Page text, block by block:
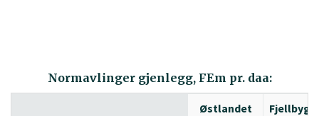
Normavlinger gjenlegg, FEm pr. daa:
Østlandet